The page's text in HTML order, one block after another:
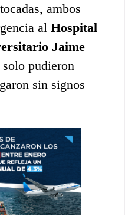
ambos
alHospital
Jaime
pudieron
sin signos